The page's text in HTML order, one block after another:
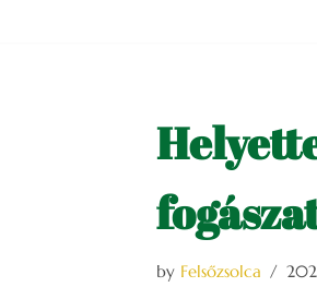
by Felsőzsolca